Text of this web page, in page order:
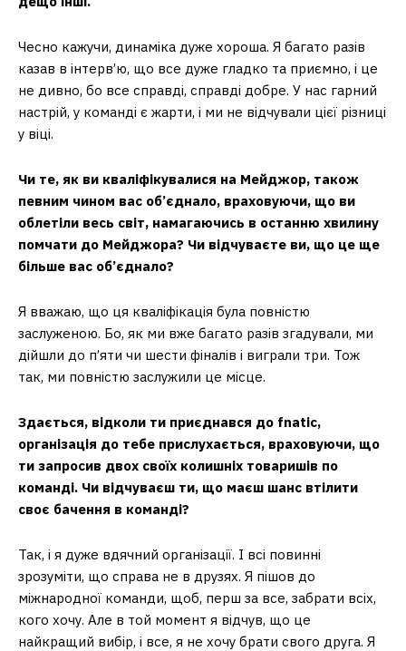
Чесно кажучи, динаміка дуже хороша. Я багато разів
казав в інтерв’ю, що все дуже гладко та приємно, і це
не дивно, бо все справді, справді добре. У нас гарний
настрій, у команді є жарти, і ми не відчували цієї різниці
у віці.
Чи те, як ви кваліфікувалися на Мейджор, також
певним чином вас об’єднало, враховуючи, що ви
облетіли весь світ, намагаючись в останню хвилину
помчати до Мейджора? Чи відчуваєте ви, що це ще
більше вас об’єднало?
Я вважаю, що ця кваліфікація була повністю
заслуженою. Бо, як ми вже багато разів згадували, ми
дійшли до п’яти чи шести фіналів і виграли три. Тож
так, ми повністю заслужили це місце.
Здається, відколи ти приєднався до fnatic,
організація до тебе прислухається, враховуючи, що
ти запросив двох своїх колишніх товаришів по
команді. Чи відчуваєш ти, що маєш шанс втілити
своє бачення в команді?
Так, і я дуже вдячний організації. І всі повинні
зрозуміти, що справа не в друзях. Я пішов до
міжнародної команди, щоб, перш за все, забрати всіх,
кого хочу. Але в той момент я відчув, що це
найкращий вибір, і все, я не хочу брати свого друга. Я